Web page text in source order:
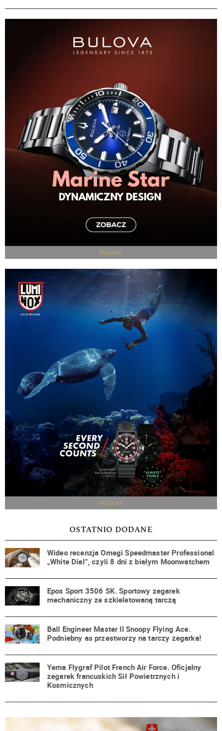
REKLAMA
REKLAMA
OSTATNIO DODANE
Wideo recenzja Omegi Speedmaster Professional
„White Dial”, czyli 8 dni z białym Moonwatchem
Epos Sport 3506 SK. Sportowy zegarek
mechaniczny ze szkieletowaną tarczą
Ball Engineer Master II Snoopy Flying Ace.
Podniebny as przestworzy na tarczy zegarka!
Yema Flygraf Pilot French Air Force. Oficjalny
zegarek francuskich Sił Powietrznych i
Kosmicznych